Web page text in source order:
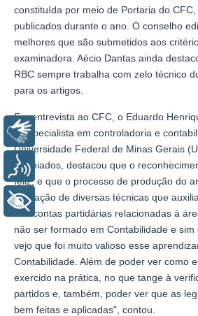
constituída por meio de Portaria do
publicados durante o ano. O conselho
melhores que são submetidos aos
examinadora. Aécio Dantas ainda
RBC sempre trabalha com zelo técnico
para os artigos.
Em entrevista ao CFC, o Eduardo
é especialista em controladoria e
Universidade Federal de Minas Gerais
premiados, destacou que o
feliz, e que o processo de produção do
aplicação de diversas técnicas que
das contas partidárias relacionadas à
não ser formado em Contabilidade e sim
vejo que foi muito valioso esse
Contabilidade. Além de poder ver como
exercido na prática, no que tange à
partidos e, também, poder ver que as
bem feitas e aplicadas", contou.
Libras
Voz
+ Acessibilidade